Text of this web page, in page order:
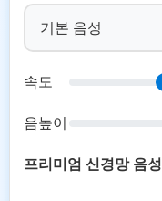
기본 음성
속도
음높이
프리미엄 신경망 음성